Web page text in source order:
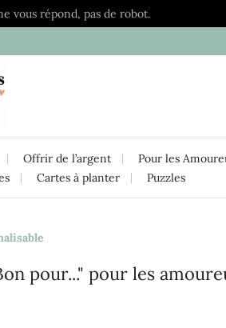
vous répond, pas de robot.
Offrir de l’argent Pour les
Cartes à planter Puzzles
pour..." pour les